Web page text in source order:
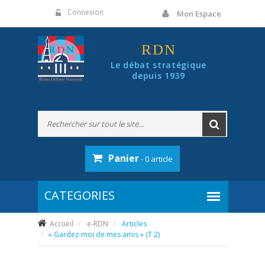
Connexion Mon Espace
RDN
Le débat stratégique
depuis 1939
Panier- 0 article
Accueil e-RDN
Articles
« Gardez-moi de mes amis » (T 2)